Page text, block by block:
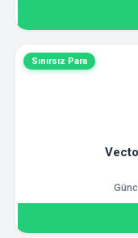
Sınırsız Para